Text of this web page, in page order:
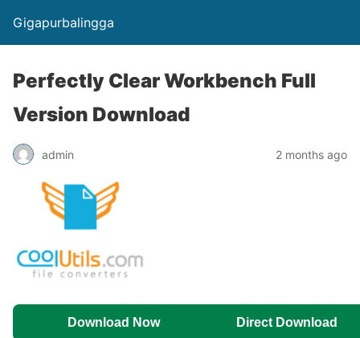
Gigapurbalingga
Perfectly Clear Workbench Full
Version Download
admin 2 months ago
Download Now Direct Download